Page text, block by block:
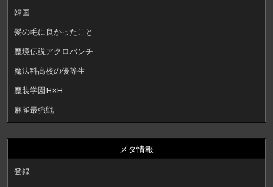
韓国
髪の毛に良かったこと
魔境伝説アクロバンチ
魔法科高校の優等生
魔装学園H×H
麻雀最強戦
メタ情報
登録